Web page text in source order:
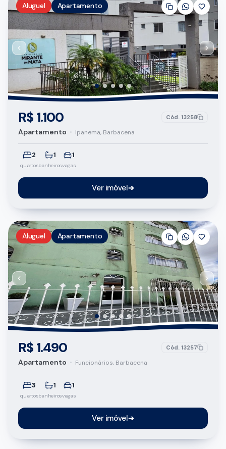
Aluguel Apartamento
R$ 1.100 Cód. 13258
Apartamento • Ipanema, Barbacena
2
quartos
1
banheiros
1
vagas
Ver imóvel➔
Aluguel Apartamento
R$ 1.490 Cód. 13257
Apartamento • Funcionários, Barbacena
3
quartos
1
banheiros
1
vagas
Ver imóvel➔